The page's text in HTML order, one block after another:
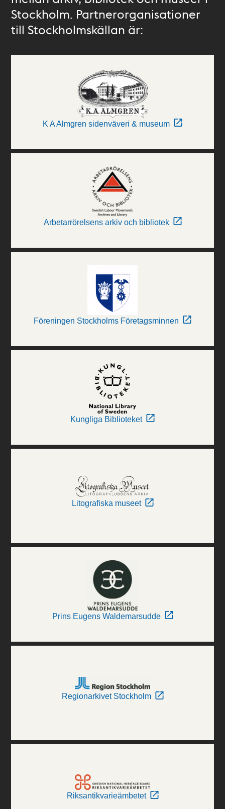
Stockholm. Partnerorganisationer
till Stockholmskällan är:
K A Almgren sidenväveri & museum
Arbetarrörelsens arkiv och bibliotek
Föreningen Stockholms Företagsminnen
Kungliga Biblioteket
Litografiska museet
Prins Eugens Waldemarsudde
Regionarkivet Stockholm
Riksantikvarieämbetet